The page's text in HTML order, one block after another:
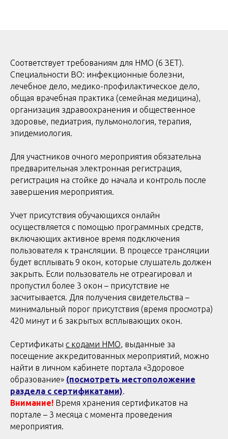
Соответствует требованиям для НМО (6 ЗЕТ).
Специальности ВО: инфекционные болезни,
лечебное дело, медико-профилактическое дело,
общая врачебная практика (семейная медицина),
организация здравоохранения и общественное
здоровье, педиатрия, пульмонология, терапия,
эпидемиология.
Для участников очного мероприятия обязательна
предварительная электронная регистрация,
регистрация на стойке до начала и контроль после
завершения мероприятия.
Учет присутствия обучающихся онлайн
осуществляется с помощью программных средств,
включающих активное время подключения
пользователя к трансляции. В процессе трансляции
будет всплывать 9 окон, которые слушатель должен
закрыть. Если пользователь не отреагировал и
пропустил более 3 окон – присутствие не
засчитывается. Для получения свидетельства –
минимальный порог присутствия (время просмотра)
420 минут и 6 закрытых всплывающих окон.
Сертификаты с кодами НМО, выданные за
посещение аккредитованных мероприятий, можно
найти в личном кабинете портала «Здоровое
образование» (посмотреть местоположение
раздела с сертификатами).
Внимание! Время хранения сертификатов на
портале – 3 месяца с момента проведения
мероприятия.